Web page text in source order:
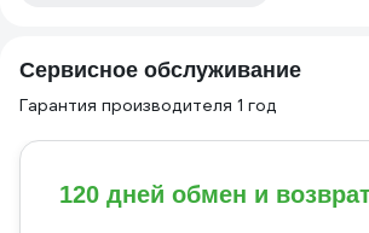
Сервисное обслуживание
Гарантия производителя 1 год
120 дней обмен и